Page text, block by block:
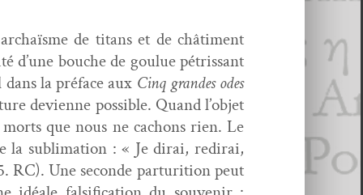
de titans et de châ­ti­ment
d’une bouche de goulue pétris­sant
la pré­face aux Cinq grandes odes
devi­enne pos­si­ble. Quand l’objet
morts que nous ne cachons rien. Le
la sub­li­ma­tion : « Je dirai, redi­rai,
RC). Une sec­onde par­tu­ri­tion peut